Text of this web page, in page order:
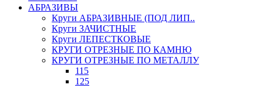
АБРАЗИВЫ
Круги АБРАЗИВНЫЕ (ПОД ЛИП..
Круги ЗАЧИСТНЫЕ
Круги ЛЕПЕСТКОВЫЕ
КРУГИ ОТРЕЗНЫЕ ПО КАМНЮ
КРУГИ ОТРЕЗНЫЕ ПО МЕТАЛЛУ
115
125